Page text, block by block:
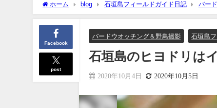
ホーム blog 石垣島フィールドガイド日記 バー
Facebook
post
バードウオッチング＆野鳥撮影 石垣島
石垣島のヒヨドリは
2020年10月4日 2020年10月5日